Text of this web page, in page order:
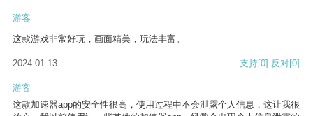
游客
这款游戏非常好玩，画面精美，玩法丰富。
2024-01-13 支持[0] 反对[0]
游客
这款加速器app的安全性很高，使用过程中不会泄露个人信息，这让我很